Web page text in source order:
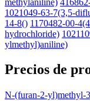
1021049-63-7(3,5-
14-8() 1170482-00-
hydrochloride)
ylmethyl)aniline)
Precios de
N-(furan-2-yl)methyl-